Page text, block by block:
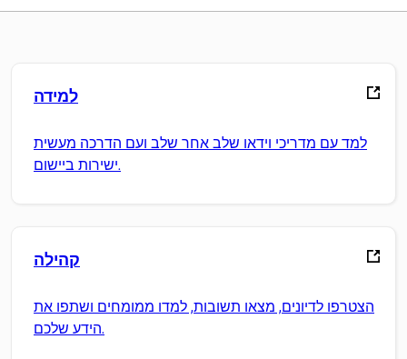
למידה
למד עם מדריכי וידאו שלב אחר שלב ועם הדרכה מעשית
ישירות ביישום.
קהילה
הצטרפו לדיונים, מצאו תשובות, למדו ממומחים ושתפו את
הידע שלכם.